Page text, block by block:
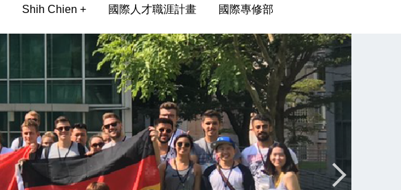
Shih Chien + 國際人才職涯計畫 國際專修部